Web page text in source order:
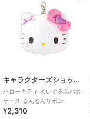
キャラクターズショップ ラフラフ
ハローキティ ぬいぐるみパス
ケース るんるんリボン
¥2,310